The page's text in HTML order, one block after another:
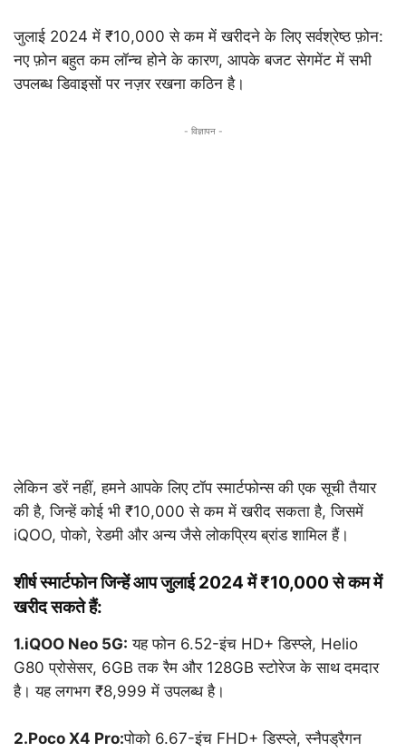
जुलाई 2024 में ₹10,000 से कम में खरीदने के लिए सर्वश्रेष्ठ फ़ोन:
नए फ़ोन बहुत कम लॉन्च होने के कारण, आपके बजट सेगमेंट में सभी
उपलब्ध डिवाइसों पर नज़र रखना कठिन है।
- विज्ञापन -
लेकिन डरें नहीं, हमने आपके लिए टॉप स्मार्टफोन्स की एक सूची तैयार
की है, जिन्हें कोई भी ₹10,000 से कम में खरीद सकता है, जिसमें
iQOO, पोको, रेडमी और अन्य जैसे लोकप्रिय ब्रांड शामिल हैं।
शीर्ष स्मार्टफोन जिन्हें आप जुलाई 2024 में ₹10,000 से कम में
खरीद सकते हैं:
1.iQOO Neo 5G: यह फोन 6.52-इंच HD+ डिस्प्ले, Helio
G80 प्रोसेसर, 6GB तक रैम और 128GB स्टोरेज के साथ दमदार
है। यह लगभग ₹8,999 में उपलब्ध है।
2.Poco X4 Pro:पोको 6.67-इंच FHD+ डिस्प्ले, स्नैपड्रैगन